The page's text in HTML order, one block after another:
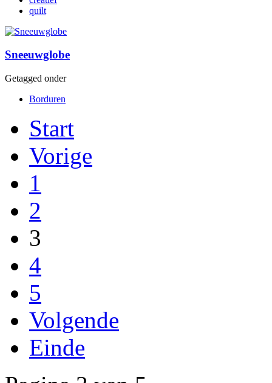
quilt
Sneeuwglobe
Getagged onder
Borduren
Start
Vorige
1
2
3
4
5
Volgende
Einde